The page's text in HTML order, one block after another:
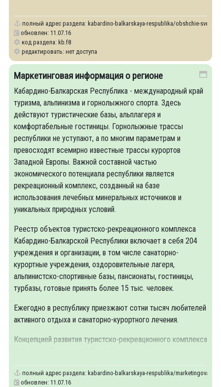
полный адрес раздела: kabardino-balkarskaya-respublika/obshchie-
обновлен: 11.07.16
код раздела: kb.f8
редактировать: нет доступа
Маркетинговая информация о регионе
Кабардино-Балкарская Республика - международный край
туризма, альпинизма и горнолыжного спорта. Здесь
действуют туристические базы, альплагеря и
комфортабельные гостиницы. Горнолыжные трассы
республики не уступают, а по многим параметрам и
превосходят всемирно известные трассы курортов
Западной Европы. Важной составной частью
экономического потенциала республики является
рекреационный комплекс, созданный на базе
использования лечебных минеральных источников и
уникальных природных условий.
Реестр объектов туристско-рекреационного комплекса
Кабардино-Балкарской Республики включает в себя 204
учреждения и организации, в том числе санаторно-
курортные учреждения, оздоровительные лагеря,
альпинистско-спортивные базы, пансионаты, гостиницы,
турбазы, готовые принять более 15 тыс. человек.
Ежегодно в республику приезжают сотни тысяч любителей
активного отдыха и санаторно-курортного лечения.
Концепцией развития туристско-рекреационного комплекса
полный адрес раздела: kabardino-balkarskaya-respublika/marketingovaya-
обновлен: 11.07.16